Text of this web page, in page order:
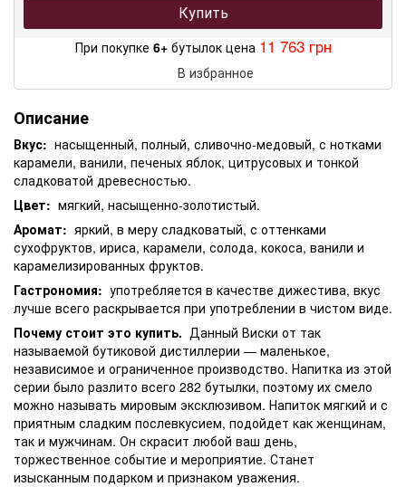
Купить
При покупке 6+бутылок цена 11 763 грн
В избранное
Описание
Вкус: насыщенный, полный, сливочно-медовый, с нотками
карамели, ванили, печеных яблок, цитрусовых и тонкой
сладковатой древесностью.
Цвет: мягкий, насыщенно-золотистый.
Аромат: яркий, в меру сладковатый, с оттенками
сухофруктов, ириса, карамели, солода, кокоса, ванили и
карамелизированных фруктов.
Гастрономия: употребляется в качестве дижестива, вкус
лучше всего раскрывается при употреблении в чистом виде.
Почему стоит это купить. Данный Виски от так
называемой бутиковой дистиллерии — маленькое,
независимое и ограниченное производство. Напитка из этой
серии было разлито всего 282 бутылки, поэтому их смело
можно называть мировым эксклюзивом. Напиток мягкий и с
приятным сладким послевкусием, подойдет как женщинам,
так и мужчинам. Он скрасит любой ваш день,
торжественное событие и мероприятие. Станет
изысканным подарком и признаком уважения.